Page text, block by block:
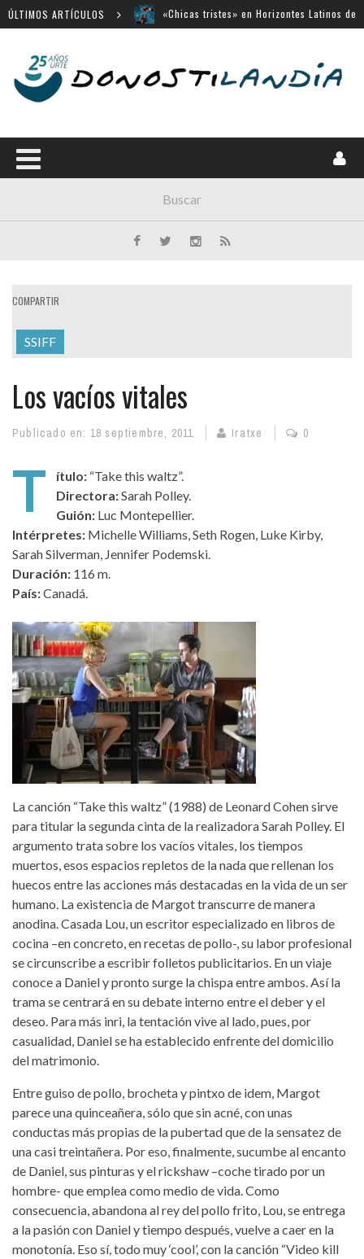
ÚLTIMOS ARTÍCULOS
«Búnker», en Sección Oficial de Venecia
14 largometrajes para «New Directors»
COMPARTIR
SSIFF
Los vacíos vitales
Publicado en: 18 septiembre, 2011 Iratxe 0
T ítulo: “Take this waltz”.
Directora:Sarah Polley.
Guión: Luc Montepellier.
Intérpretes: Michelle Williams, Seth Rogen, Luke Kirby,
Sarah Silverman, Jennifer Podemski.
Duración: 116 m.
País:Canadá.
La canción “Take this waltz” (1988) de Leonard Cohen sirve
para titular la segunda cinta de la realizadora Sarah Polley. El
argumento trata sobre los vacíos vitales, los tiempos
muertos, esos espacios repletos de la nada que rellenan los
huecos entre las acciones más destacadas en la vida de un ser
humano. La existencia de Margot transcurre de manera
anodina. Casada Lou, un escritor especializado en libros de
cocina –en concreto, en recetas de pollo-, su labor profesional
se circunscribe a escribir folletos publicitarios. En un viaje
conoce a Daniel y pronto surge la chispa entre ambos. Así la
trama se centrará en su debate interno entre el deber y el
deseo. Para más inri, la tentación vive al lado, pues, por
casualidad, Daniel se ha establecido enfrente del domicilio
del matrimonio.
Entre guiso de pollo, brocheta y pintxo de idem, Margot
parece una quinceañera, sólo que sin acné, con unas
conductas más propias de la pubertad que de la sensatez de
una casi treintañera. Por eso, finalmente, sucumbe al encanto
de Daniel, sus pinturas y el rickshaw –coche tirado por un
hombre- que emplea como medio de vida. Como
consecuencia, abandona al rey del pollo frito, Lou, se entrega
a la pasión con Daniel y tiempo después, vuelve a caer en la
monotonía. Eso sí, todo muy ‘cool’, con la canción “Video kill